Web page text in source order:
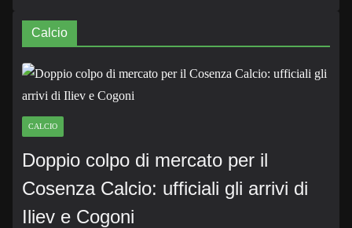
Calcio
CALCIO
Doppio colpo di mercato per il
Cosenza Calcio: ufficiali gli arrivi di
Iliev e Cogoni